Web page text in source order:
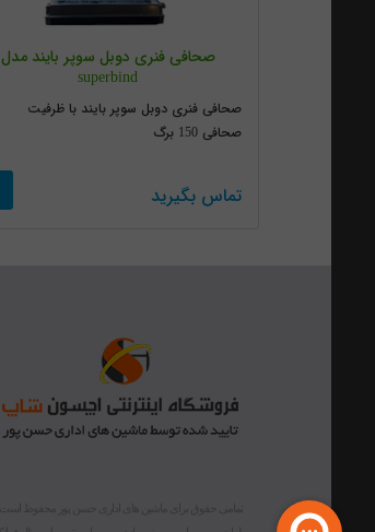
صحافی فنری دوبل سوپر بایند مدل
superbind
صحافی فنری دوبل سوپر بایند با ظرفیت
صحافی 150 برگ
تماس بگیرید